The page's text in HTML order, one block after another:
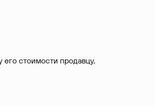
стоимости продавцу,